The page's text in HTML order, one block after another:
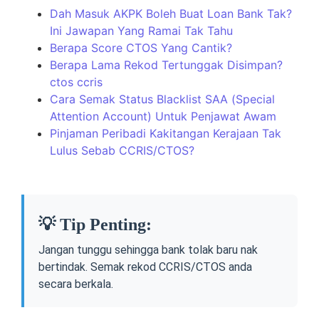
Dah Masuk AKPK Boleh Buat Loan Bank Tak?
Ini Jawapan Yang Ramai Tak Tahu
Berapa Score CTOS Yang Cantik?
Berapa Lama Rekod Tertunggak Disimpan?
ctos ccris
Cara Semak Status Blacklist SAA (Special
Attention Account) Untuk Penjawat Awam
Pinjaman Peribadi Kakitangan Kerajaan Tak
Lulus Sebab CCRIS/CTOS?
💡 Tip Penting:
Jangan tunggu sehingga bank tolak baru nak
bertindak. Semak rekod CCRIS/CTOS anda
secara berkala.